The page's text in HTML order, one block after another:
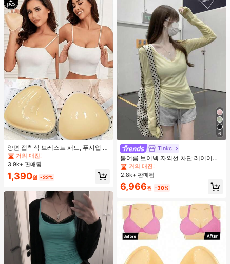
양면 접착식 브레스트 패드, 푸시업 및
리프트업 디자인, 방수 접착 컵, 브라
패딩 및 가슴 보정 제품에 적합
#1 TOP 3위
거의 매진!
#1 TOP 3위
음악 축제 여성 브라 액세서리
거의 매진!
#1 TOP 3위
음악 축제 여성 브라 액세서리
거의 매진!
#1 TOP 3위
거의 매진!
3.9k+ 판매됨
1,390원 -22%
6
Tinkc
봄여름 브이넥 자외선 차단 레이어링
다용도 긴팔 티셔츠 여성용 탑, 유로
썸머 옐로우
#1 TOP 3위
에서 노란색 오피스 데일리 탑
거의 매진!
#1 TOP 3위
에서 노란색 오피스 데일리 탑
거의 매진!
#1 TOP 3위
에서 노란색 오피스 데일리 탑
거의 매진!
#1 TOP 3위
거의 매진!
2.8k+ 판매됨
6,966원 -30%